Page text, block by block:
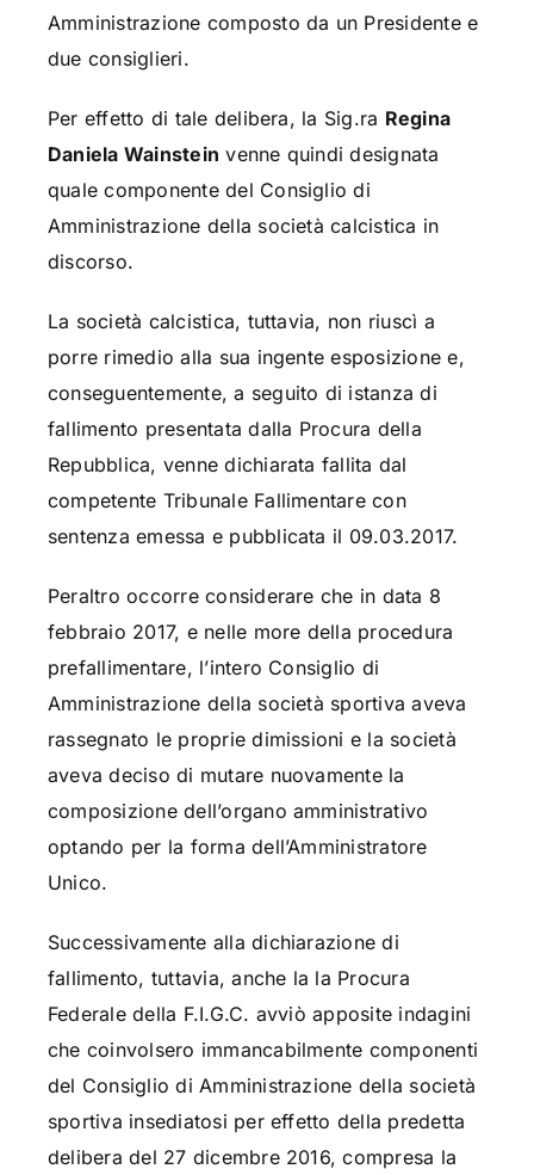
Amministrazione composto da un Presidente e
due consiglieri.
Per effetto di tale delibera, la Sig.ra Regina
Daniela Wainstein venne quindi designata
quale componente del Consiglio di
Amministrazione della società calcistica in
discorso.
La società calcistica, tuttavia, non riuscì a
porre rimedio alla sua ingente esposizione e,
conseguentemente, a seguito di istanza di
fallimento presentata dalla Procura della
Repubblica, venne dichiarata fallita dal
competente Tribunale Fallimentare con
sentenza emessa e pubblicata il 09.03.2017.
Peraltro occorre considerare che in data 8
febbraio 2017, e nelle more della procedura
prefallimentare, l’intero Consiglio di
Amministrazione della società sportiva aveva
rassegnato le proprie dimissioni e la società
aveva deciso di mutare nuovamente la
composizione dell’organo amministrativo
optando per la forma dell’Amministratore
Unico.
Successivamente alla dichiarazione di
fallimento, tuttavia, anche la la Procura
Federale della F.I.G.C. avviò apposite indagini
che coinvolsero immancabilmente componenti
del Consiglio di Amministrazione della società
sportiva insediatosi per effetto della predetta
delibera del 27 dicembre 2016, compresa la